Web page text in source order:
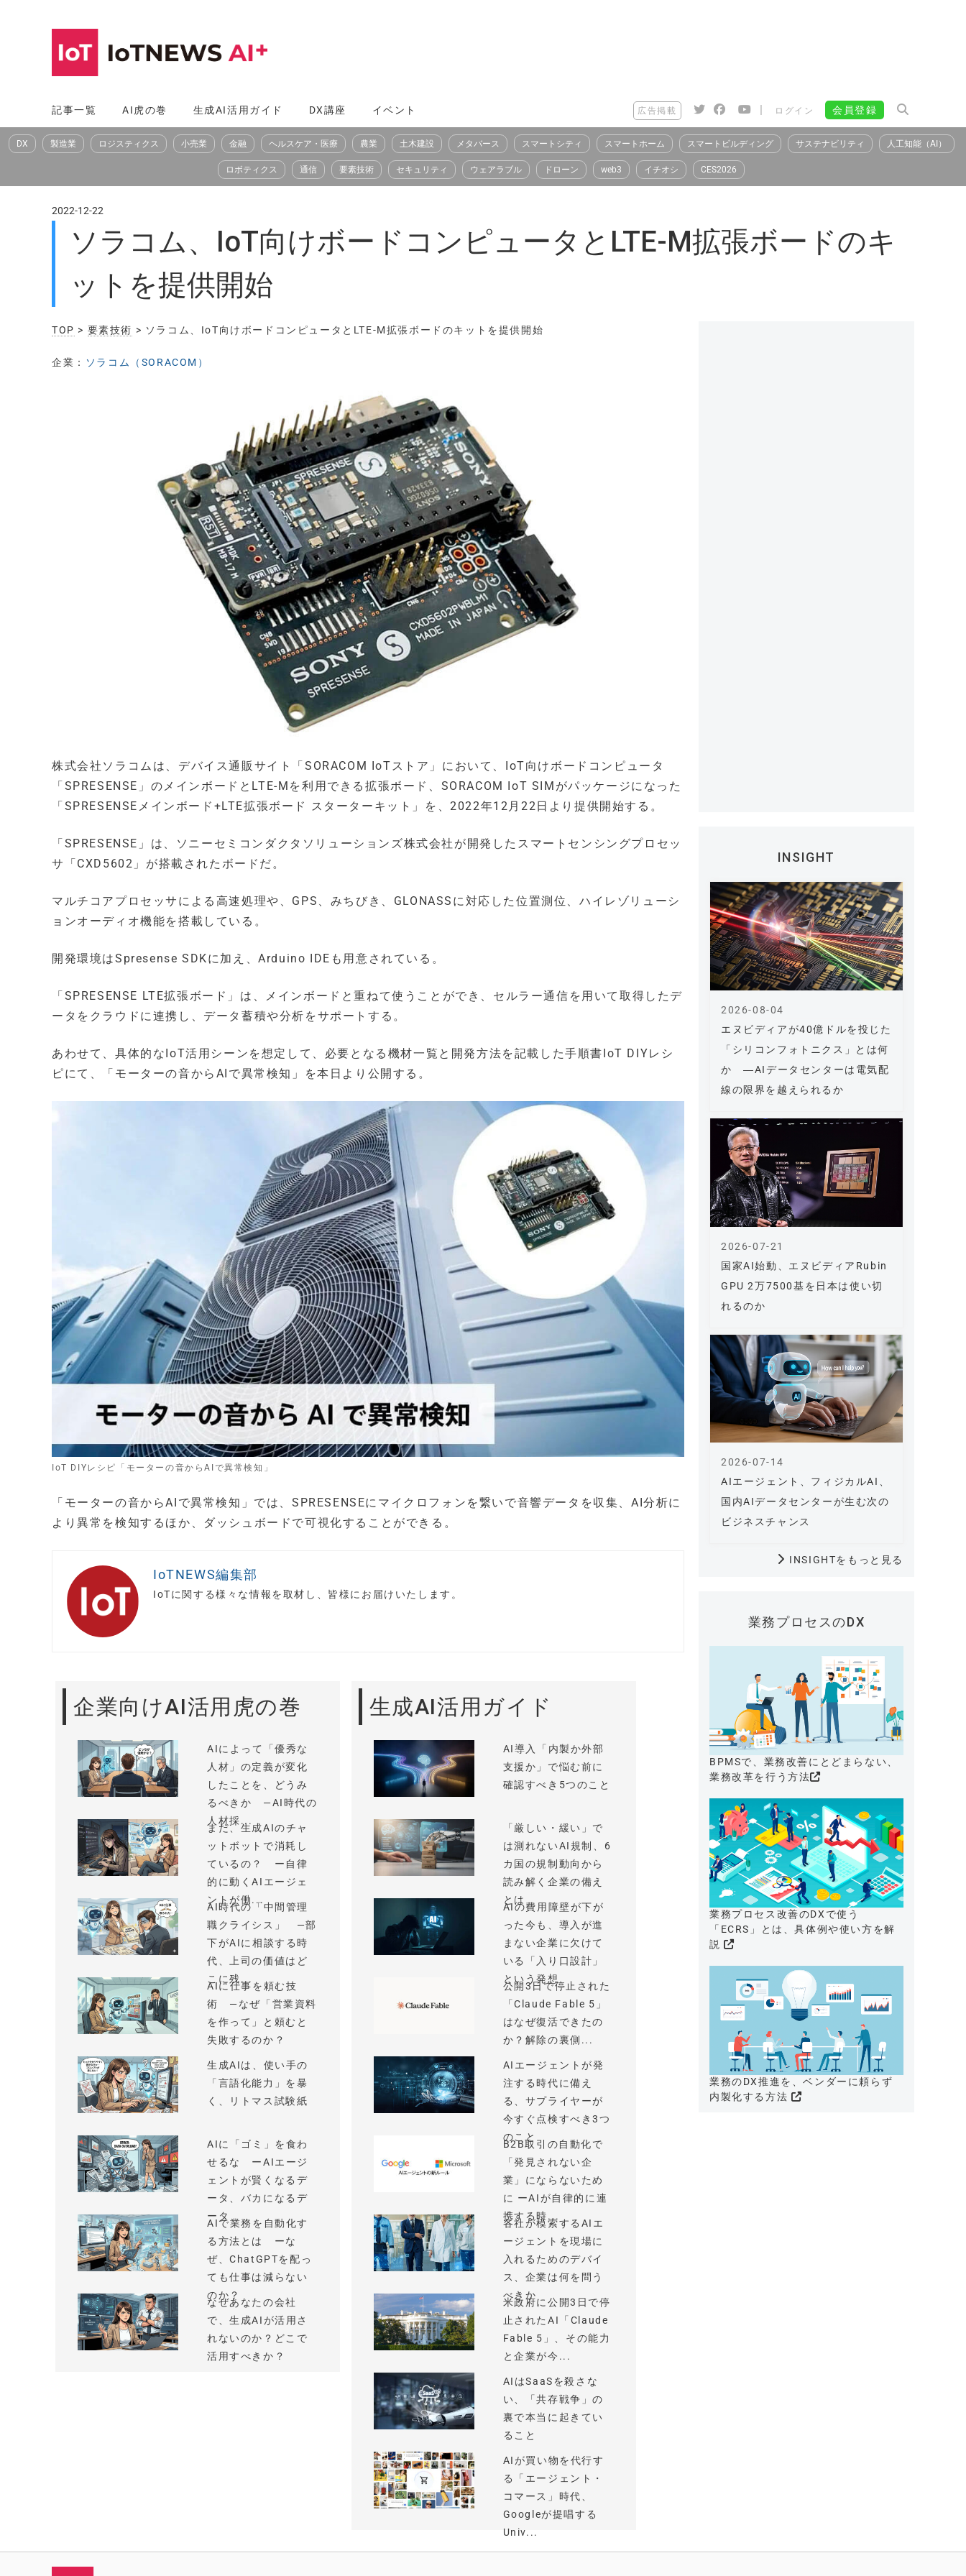
へ
ス
記事一覧 AI虎の巻 生成AI活用ガイド DX講座 イベント 広告掲載 | ログイン 会員登録
DX 製造業 ロジスティクス 小売業 金融 ヘルスケア・医療 農業 土木建設 メタバース スマートシティ スマートホーム スマートビルディング サステナビリティ 人工知能（AI）
ロボティクス 通信 要素技術 セキュリティ ウェアラブル ドローン web3 イチオシ CES2026
2022-12-22
ソラコム、IoT向けボードコンピュータとLTE-M拡張ボードのキ
ットを提供開始
TOP > 要素技術 > ソラコム、IoT向けボードコンピュータとLTE-M拡張ボードのキットを提供開始
企業： ソラコム（SORACOM）
​株式会社ソラコムは、デバイス通販サイト「SORACOM IoTストア」において、IoT向けボードコンピュータ
「SPRESENSE​​」のメインボードとLTE-Mを利用できる拡張ボード、SORACOM IoT SIMがパッケージになった
「SPRESENSEメインボード+LTE拡張ボード スターターキット」を、2022年12月22日より提供開始する。
「SPRESENSE」は、ソニーセミコンダクタソリューションズ株式会社が開発したスマートセンシングプロセッ
サ「CXD5602」が搭載されたボードだ。
マルチコアプロセッサによる高速処理や、GPS、みちびき、GLONASSに対応した位置測位、ハイレゾリューシ
ョンオーディオ機能を搭載している。
開発環境はSpresense SDKに加え、Arduino IDEも用意されている。
「SPRESENSE LTE拡張ボード」は、メインボードと重ねて使うことができ、セルラー通信を用いて取得したデ
ータをクラウドに連携し、データ蓄積や分析をサポートする。
あわせて、具体的なIoT活用シーンを想定して、必要となる機材一覧と開発方法を記載した手順書IoT DIYレシ
ピにて、「モーターの音からAIで異常検知」を本日より公開する。
IoT DIYレシピ「モーターの音からAIで異常検知」
「モーターの音からAIで異常検知」では、SPRESENSEにマイクロフォンを繋いで音響データを収集、AI分析に
より異常を検知するほか、ダッシュボードで可視化することができる。
IoTNEWS編集部
IoTに関する様々な情報を取材し、皆様にお届けいたします。
企業向けAI活用虎の巻
AIによって「優秀な
人材」の定義が変化
したことを、どうみ
るべきか —AI時代の
人材採...
まだ、生成AIのチャ
ットボットで消耗し
ているの？ ー自律
的に動くAIエージェ
ントが働...
AI時代の「中間管理
職クライシス」 —部
下がAIに相談する時
代、上司の価値はど
こに残...
AIに仕事を頼む技
術 —なぜ「営業資料
を作って」と頼むと
失敗するのか？
生成AIは、使い手の
「言語化能力」を暴
く、リトマス試験紙
AIに「ゴミ」を食わ
せるな ーAIエージ
ェントが賢くなるデ
ータ、バカになるデ
ータ
AIで業務を自動化す
る方法とは ーな
ぜ、ChatGPTを配っ
ても仕事は減らない
のか？
なぜあなたの会社
で、生成AIが活用さ
れないのか？どこで
活用すべきか？
生成AI活用ガイド
AI導入「内製か外部
支援か」で悩む前に
確認すべき5つのこと
「厳しい・緩い」で
は測れないAI規制、6
カ国の規制動向から
読み解く企業の備え
とは
AIの費用障壁が下が
った今も、導入が進
まない企業に欠けて
いる「入り口設計」
という発想
公開3日で停止された
「Claude Fable 5」
はなぜ復活できたの
か？解除の裏側...
AIエージェントが発
注する時代に備え
る、サプライヤーが
今すぐ点検すべき3つ
のこと
B2B取引の自動化で
「発見されない企
業」にならないため
に ーAIが自律的に連
携する時...
各社が模索するAIエ
ージェントを現場に
入れるためのデバイ
ス、企業は何を問う
べきか
米政府に公開3日で停
止されたAI「Claude
Fable 5」、その能力
と企業が今...
AIはSaaSを殺さな
い、「共存戦争」の
裏で本当に起きてい
ること
AIが買い物を代行す
る「エージェント・
コマース」時代、
Googleが提唱する
Univ...
INSIGHT
エヌビディアが40億ドルを投じた
「シリコンフォトニクス」とは何
か ―AIデータセンターは電気配
線の限界を越えられるか
2026-08-04
国家AI始動、エヌビディアRubin
GPU 2万7500基を日本は使い切
れるのか
2026-07-21
AIエージェント、フィジカルAI、
国内AIデータセンターが生む次の
ビジネスチャンス
2026-07-14
INSIGHTをもっと見る
業務プロセスのDX
BPMSで、業務改善にとどまらない、
業務改革を行う方法
業務プロセス改善のDXで使う
「ECRS」とは、具体例や使い方を解
説
業務のDX推進を、ベンダーに頼らず
内製化する方法